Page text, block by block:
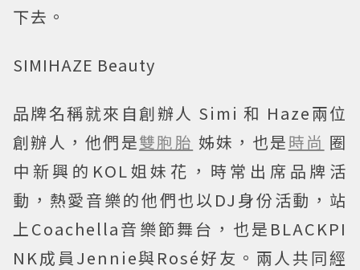
下去。
SIMIHAZE Beauty
品牌名稱就來自創辦人 Simi 和 Haze兩位
創辦人，他們是雙胞胎 姊妹，也是時尚 圈
中新興的KOL姐妹花，時常出席品牌活
動，熱愛音樂的他們也以DJ身份活動，站
上Coachella音樂節舞台，也是BLACKPI
NK成員Jennie與Rosé好友。兩人共同經